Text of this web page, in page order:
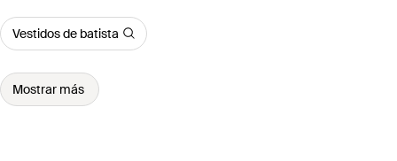
Vestidos de batista
Mostrar más